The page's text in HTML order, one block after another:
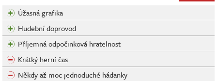
Úžasná grafika
Hudební doprovod
Příjemná odpočinková hratelnost
Krátký herní čas
Někdy až moc jednoduché hádanky